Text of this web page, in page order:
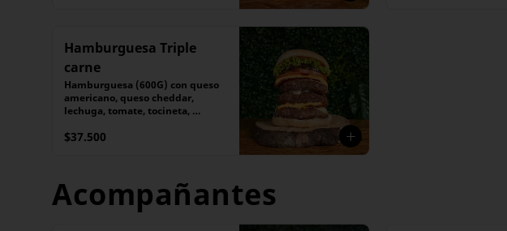
Hamburguesa Triple
carne
Hamburguesa (600G) con queso
americano, queso cheddar,
lechuga, tomate, tocineta,
$37.500
Acompañantes